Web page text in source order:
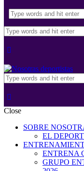
Close
SOBRE
EL
ENTRENA
GRUPO